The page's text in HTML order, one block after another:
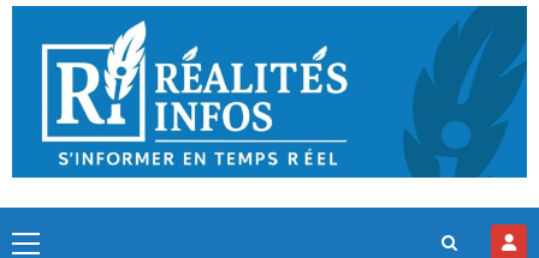
Skip
content
Primary